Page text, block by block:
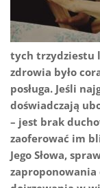
tych trzydziestu
zdrowia było
posługa. Jeśli
doświadczają
– jest brak
zaoferować im
Jego Słowa,